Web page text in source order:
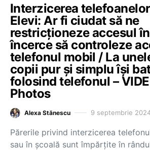
Interzicerea
Elevi: Ar fi ciudat să ne
restricționeze accesul
încerce să controleze
telefonul mobil / La
copii pur și simplu își
folosind telefonul –
Photos
Alexa Stănescu 9 septembrie
Părerile privind interzicerea
sau în școală sunt împărțite în